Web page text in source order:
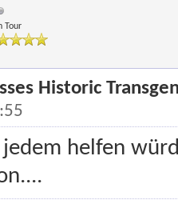
Tour
Historic
helfen